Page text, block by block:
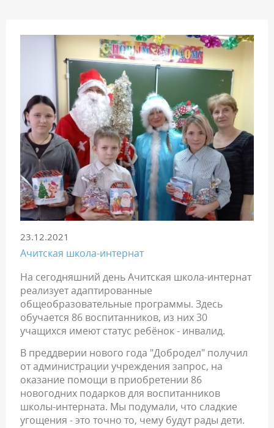
23.12.2021
Ачитская школа-интернат
На сегодняшний день Ачитская школа-интернат
реализует адаптированные
общеобразовательные программы. Здесь
обучается 86 воспитанников, из них 30
учащихся имеют статус ребёнок - инвалид.
В преддверии нового года "Добродел" получил
от администрации учреждения запрос, на
оказание помощи в приобретении 86
новогодних подарков для воспитанников
школы-интерната. Мы подумали, что сладкие
угощения - это точно то, чему будут рады дети.